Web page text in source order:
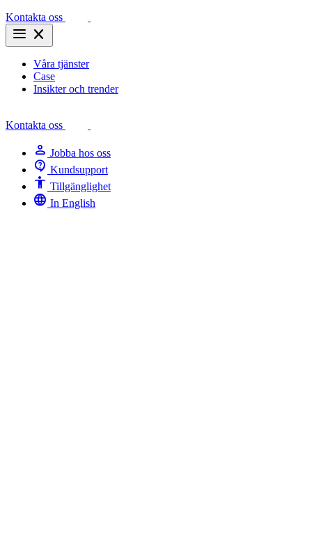
Kontakta oss
menu close
Våra tjänster
Case
Insikter och trender
Kontakta oss
person Jobba hos oss
contact_support Kundsupport
Accessibility Tillgänglighet
language In English